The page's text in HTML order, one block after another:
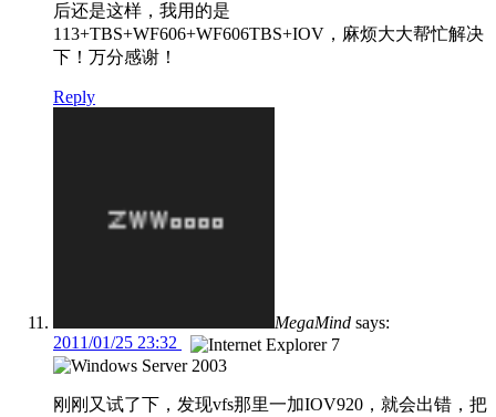
后还是这样，我用的是
113+TBS+WF606+WF606TBS+IOV，麻烦大大帮忙解决
下！万分感谢！
Reply
MegaMind says:
2011/01/25 23:32
刚刚又试了下，发现vfs那里一加IOV920，就会出错，把